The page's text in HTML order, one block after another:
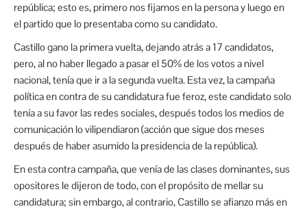
república; esto es, primero nos fijamos en la persona y luego en
el partido que lo presentaba como su candidato.
Castillo gano la primera vuelta, dejando atrás a 17 candidatos,
pero, al no haber llegado a pasar el 50% de los votos a nivel
nacional, tenía que ir a la segunda vuelta. Esta vez, la campaña
política en contra de su candidatura fue feroz, este candidato solo
tenía a su favor las redes sociales, después todos los medios de
comunicación lo vilipendiaron (acción que sigue dos meses
después de haber asumido la presidencia de la república).
En esta contra campaña, que venía de las clases dominantes, sus
opositores le dijeron de todo, con el propósito de mellar su
candidatura; sin embargo, al contrario, Castillo se afianzo más en